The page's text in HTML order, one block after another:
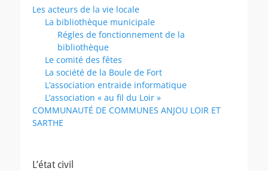
Les acteurs de la vie locale
La bibliothèque municipale
Régles de fonctionnement de la
bibliothèque
Le comité des fêtes
La société de la Boule de Fort
L’association entraide informatique
L’association « au fil du Loir »
COMMUNAUTÉ DE COMMUNES ANJOU LOIR ET
SARTHE
L’état civil